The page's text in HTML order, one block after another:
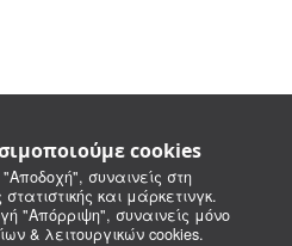
cookies
συναινείς στη
και μάρκετινγκ.
"Απόρριψη", συναινείς μόνο
& λειτουργικών cookies.